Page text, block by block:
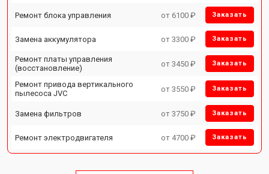
Ремонт блока управления от 6100 ₽ Заказать
Замена аккумулятора от 3300 ₽ Заказать
Ремонт платы управления
(восстановление)
от 3450 ₽ Заказать
Ремонт привода вертикального
пылесоса JVC
от 3550 ₽ Заказать
Замена фильтров от 3750 ₽ Заказать
Ремонт электродвигателя от 4700 ₽ Заказать